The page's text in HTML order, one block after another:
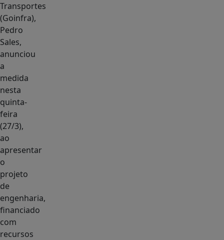
Transportes
(Goinfra),
Pedro
Sales,
anunciou
a
medida
nesta
quinta-
feira
(27/3),
ao
apresentar
o
projeto
de
engenharia,
financiado
com
recursos